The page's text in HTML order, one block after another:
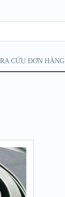
CỨU ĐƠN HÀNG